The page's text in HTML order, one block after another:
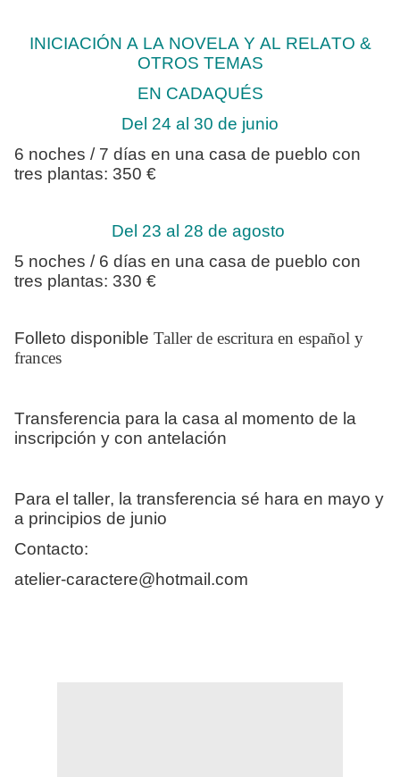
INICIACIÓN A LA NOVELA Y AL RELATO &
OTROS TEMAS
EN CADAQUÉS
Del 24 al 30 de junio
6 noches / 7 días en una casa de pueblo con
tres plantas: 350 €
Del 23 al 28 de agosto
5 noches / 6 días en una casa de pueblo con
tres plantas: 330 €
Folleto disponible Taller de escritura en español y
frances
Transferencia para la casa al momento de la
inscripción y con antelación
Para el taller, la transferencia sé hara en mayo y
a principios de junio
Contacto:
atelier-caractere@hotmail.com